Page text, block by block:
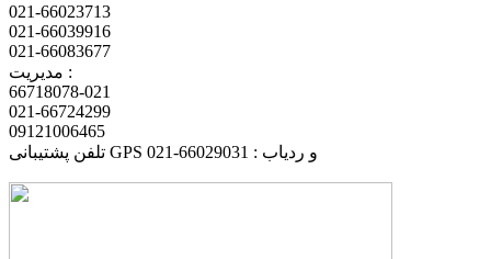
021-66023713
021-66039916
021-66083677
مدیریت :
66718078-021
021-66724299
09121006465
تلفن پشتیبانی GPS و ردیاب : 66029031-021